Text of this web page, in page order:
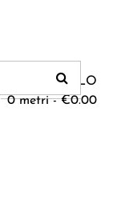
CARRELLO
0 metri - €0.00